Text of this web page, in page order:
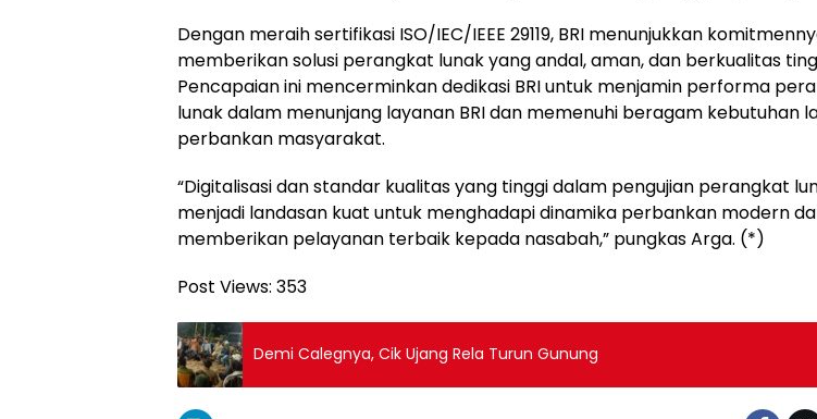
Dengan meraih sertifikasi ISO/IEC/IEEE 29119, BRI menunjukkan
memberikan solusi perangkat lunak yang andal, aman, dan berkualitas
Pencapaian ini mencerminkan dedikasi BRI untuk menjamin performa
lunak dalam menunjang layanan BRI dan memenuhi beragam kebutuhan
perbankan masyarakat.
“Digitalisasi dan standar kualitas yang tinggi dalam pengujian perangkat
menjadi landasan kuat untuk menghadapi dinamika perbankan modern
memberikan pelayanan terbaik kepada nasabah,” pungkas Arga. (*)
Post Views: 353
Demi Calegnya, Cik Ujang Rela Turun Gunung